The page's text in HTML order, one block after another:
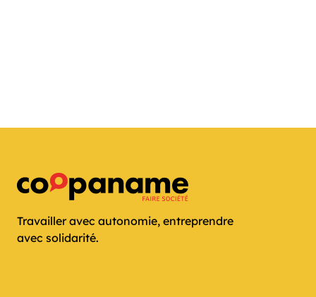
Travailler avec autonomie, entreprendre
avec solidarité.